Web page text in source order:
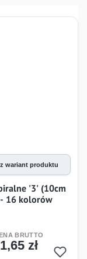
wariant produktu
'3' (10cm
16 kolorów
Cena
1,65 zł